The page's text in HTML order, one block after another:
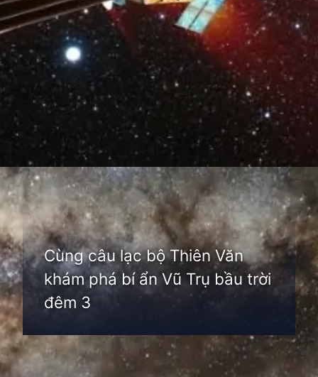
Đang mở
Cùng câu lạc bộ Thiên Văn
khám phá bí ẩn Vũ Trụ bầu trời
đêm 3